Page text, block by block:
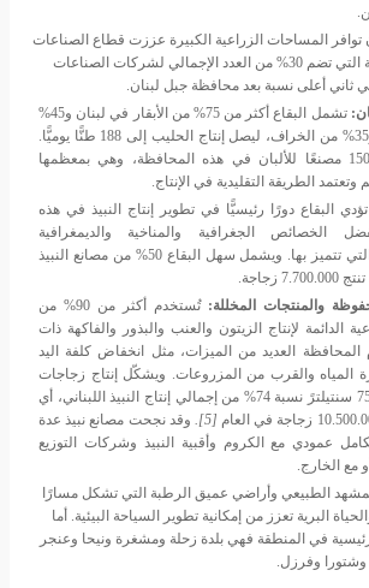
توافر المساحات الزراعية الكبيرة عززت قطاع الصناعات
الغذائية في المحافظة التي تضم 30% من العدد الإجمالي لشركات الصناعات
ثاني أعلى نسبة بعد محافظة جبل لبنان.
تشمل البقاع أكثر من 75% من الأبقار في لبنان و45%
من الماعز و35% من الخراف، ليصل إنتاج الحليب إلى 188 طنًّا يوميًّا.
ثمة حوالى 150 مصنعًا للألبان في هذه المحافظة، وهي بمعظمها
الطريقة التقليدية في الإنتاج.
تؤدي البقاع دورًا رئيسيًّا في تطوير إنتاج النبيذ في هذه
الخصائص الجغرافية والمناخية والديمغرافية
والاقتصادية التي تتميز بها. ويشمل سهل البقاع 50% من مصانع النبيذ
زجاجة.
والمنتجات المخللة:
تُستخدم أكثر من 90% من
الدائمة لإنتاج الزيتون والعنب والبذور والفاكهة ذات
المحافظة العديد من الميزات، مثل انخفاض كلفة اليد
المياه والقرب من المزروعات. ويشكّل إنتاج زجاجات
النبيذ بسعة 75 سنتيلترً نسبة 74% من إجمالي إنتاج النبيذ اللبناني، أي
[5]
. وقد نجحت مصانع نبيذ عدة
عمودي مع الكروم وأقبية النبيذ وشركات التوزيع
مع الخارج.
الطبيعي وأراضي عميق الرطبة التي تشكل مسارًا
البرية تعزز من إمكانية تطوير السياحة البيئية. أما
في المنطقة فهي بلدة زحلة ومشغرة ونيحا وعنجر
وفرزل.